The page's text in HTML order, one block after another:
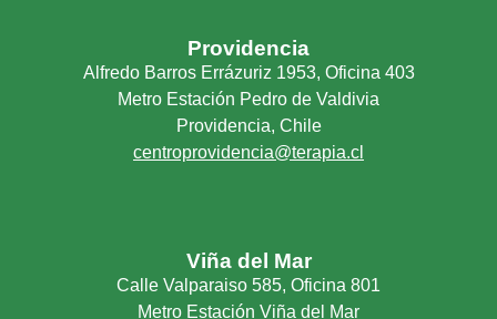
Providencia
Alfredo Barros Errázuriz 1953, Oficina 403
Metro Estación Pedro de Valdivia
Providencia, Chile
centroprovidencia@terapia.cl
Viña del Mar
Calle Valparaiso 585, Oficina 801
Metro Estación Viña del Mar